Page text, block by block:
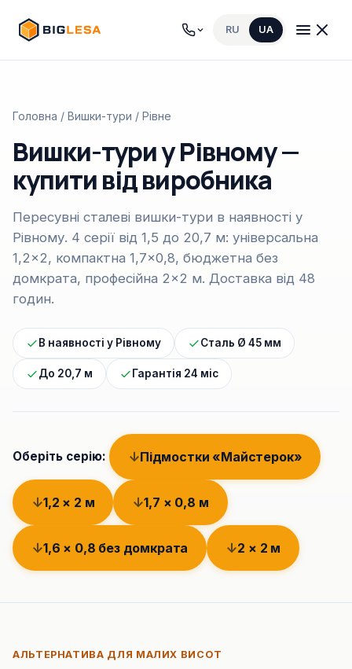
RU UA
Головна / Вишки-тури / Рівне
Вишки-тури у Рівному —
купити від виробника
Пересувні сталеві вишки-тури в наявності у
Рівному. 4 серії від 1,5 до 20,7 м: універсальна
1,2×2, компактна 1,7×0,8, бюджетна без
домкрата, професійна 2×2 м. Доставка від 48
годин.
В наявності у Рівному Сталь Ø 45 мм
До 20,7 м Гарантія 24 міс
Оберіть серію: Підмостки «Майстерок»
1,2 × 2 м 1,7 × 0,8 м
1,6 × 0,8 без домкрата 2 × 2 м
АЛЬТЕРНАТИВА ДЛЯ МАЛИХ ВИСОТ